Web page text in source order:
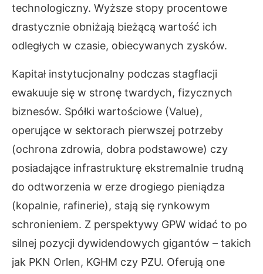
technologiczny. Wyższe stopy procentowe
drastycznie obniżają bieżącą wartość ich
odległych w czasie, obiecywanych zysków.
Kapitał instytucjonalny podczas stagflacji
ewakuuje się w stronę twardych, fizycznych
biznesów. Spółki wartościowe (Value),
operujące w sektorach pierwszej potrzeby
(ochrona zdrowia, dobra podstawowe) czy
posiadające infrastrukturę ekstremalnie trudną
do odtworzenia w erze drogiego pieniądza
(kopalnie, rafinerie), stają się rynkowym
schronieniem. Z perspektywy GPW widać to po
silnej pozycji dywidendowych gigantów – takich
jak PKN Orlen, KGHM czy PZU. Oferują one